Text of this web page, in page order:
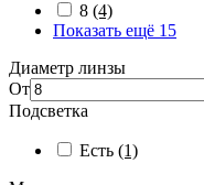
8 (4)
Показать ещё 15
Диаметр линзы
От
Подсветка
Есть (1)